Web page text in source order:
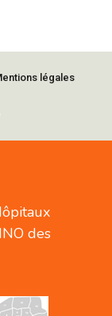
légales
des